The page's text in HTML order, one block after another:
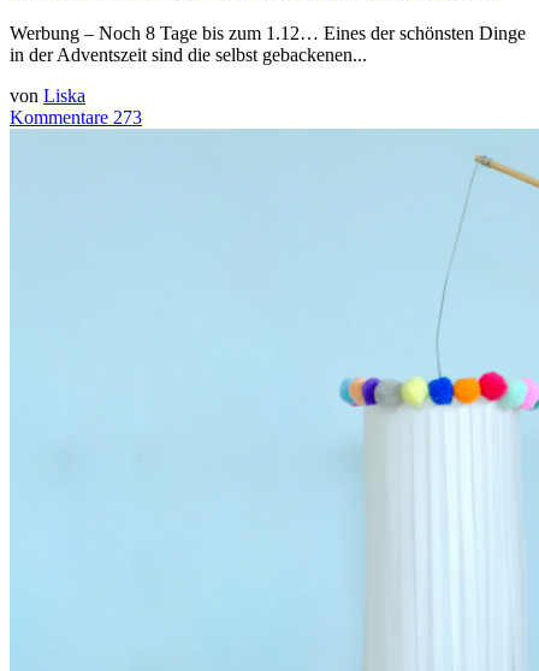
Werbung – Noch 8 Tage bis zum 1.12… Eines der schönsten Dinge
in der Adventszeit sind die selbst gebackenen...
von Liska
Kommentare 273